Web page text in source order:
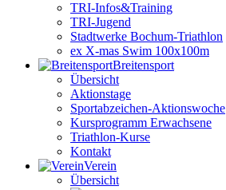
TRI-Infos&Training
TRI-Jugend
Stadtwerke Bochum-Triathlon
ex X-mas Swim 100x100m
Breiten­sport
Übersicht
Aktionstage
Sportabzeichen-Aktionswoche
Kursprogramm Erwachsene
Triathlon-Kurse
Kontakt
Verein
Übersicht